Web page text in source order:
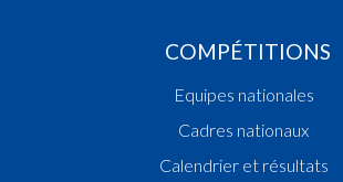
COMPÉTITIONS
Equipes nationales
Cadres nationaux
Calendrier et résultats